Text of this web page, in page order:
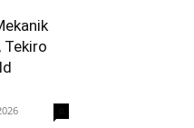
Tekiro